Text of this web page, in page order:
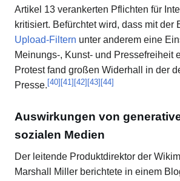
Artikel 13 verankerten Pflichten für
kritisiert. Befürchtet wird, dass mit der
Upload-Filtern unter anderem eine
Meinungs-, Kunst- und Pressefreiheit
Protest fand großen Widerhall in der
Presse.[40][41][42][43][44]
Auswirkungen von
sozialen Medien
Der leitende Produktdirektor der
Marshall Miller berichtete in einem